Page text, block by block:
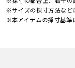
※サイズの採寸方法など
※本アイテムの採寸基準